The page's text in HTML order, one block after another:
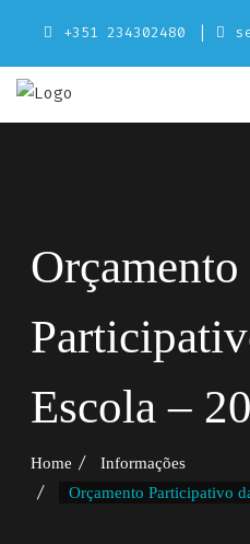
content
+351 234302480
Orçamento
Escola –
Home
Informações
Orçamento Participativo